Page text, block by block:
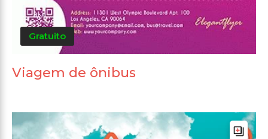
Gratuito
Viagem de ônibus